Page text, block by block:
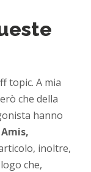
topic. A mia
che della
hanno
inoltre,
che,